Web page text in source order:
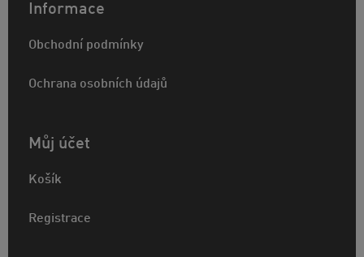
Informace
Obchodní podmínky
Ochrana osobních údajů
Můj účet
Košík
Registrace